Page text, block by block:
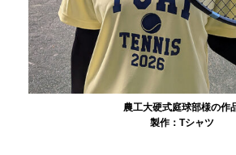
農工大硬式庭球部様の作
製作： Tシャツ